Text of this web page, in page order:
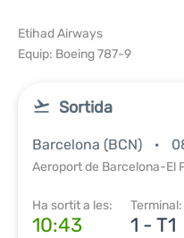
Etihad Airways
Equip: Boeing 787-9
Sortida
Barcelona (BCN)
Aeroport de Barcelona-El
Ha sortit a les:
10:43
Terminal:
1 - T1